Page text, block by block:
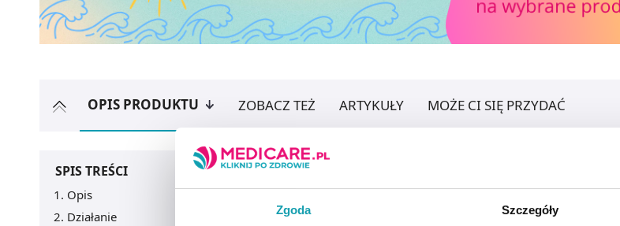
Zgoda Szczegóły
OPIS PRODUKTU ZOBACZ TEŻ ARTYKUŁY MOŻE CI SIĘ PRZYDAĆ
SPIS TREŚCI
Opis
Działanie